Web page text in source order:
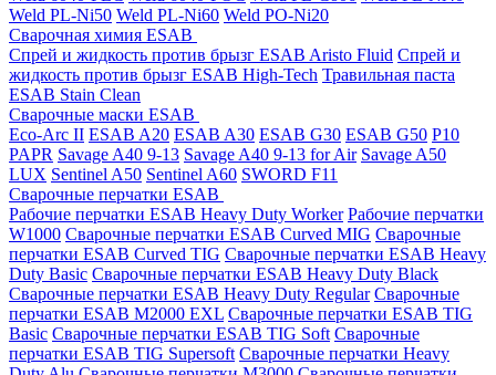
Weld PL-Ni50 Weld PL-Ni60 Weld PO-Ni20
Сварочная химия ESAB
Спрей и жидкость против брызг ESAB Aristo Fluid Спрей и
жидкость против брызг ESAB High-Tech Травильная паста
ESAB Stain Clean
Сварочные маски ESAB
Eco-Arc II ESAB A20 ESAB A30 ESAB G30 ESAB G50 P10
PAPR Savage A40 9-13 Savage A40 9-13 for Air Savage A50
LUX Sentinel A50 Sentinel A60 SWORD F11
Сварочные перчатки ESAB
Рабочие перчатки ESAB Heavy Duty Worker Рабочие перчатки
W1000 Сварочные перчатки ESAB Curved MIG Сварочные
перчатки ESAB Curved TIG Сварочные перчатки ESAB Heavy
Duty Basic Сварочные перчатки ESAB Heavy Duty Black
Сварочные перчатки ESAB Heavy Duty Regular Сварочные
перчатки ESAB M2000 EXL Сварочные перчатки ESAB TIG
Basic Сварочные перчатки ESAB TIG Soft Сварочные
перчатки ESAB TIG Supersoft Сварочные перчатки Heavy